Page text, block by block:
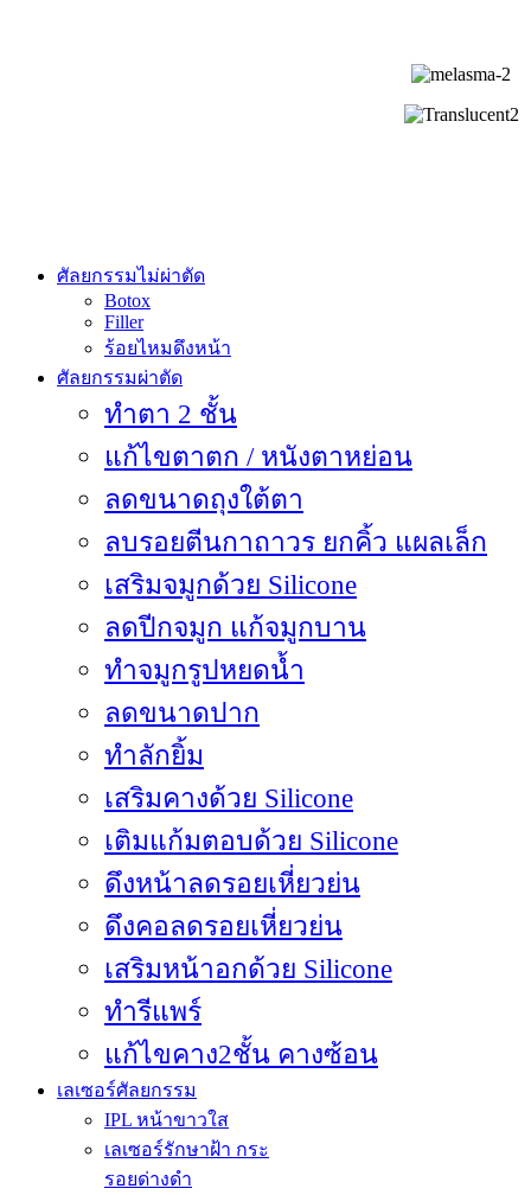
ศัลยกรรมไม่ผ่าตัด
Botox
Filler
ร้อยไหมดึงหน้า
ศัลยกรรมผ่าตัด
ทำตา 2 ชั้น
แก้ไขตาตก / หนังตาหย่อน
ลดขนาดถุงใต้ตา
ลบรอยตีนกาถาวร ยกคิ้ว แผลเล็ก
เสริมจมูกด้วย Silicone
ลดปีกจมูก แก้จมูกบาน
ทำจมูกรูปหยดน้ำ
ลดขนาดปาก
ทำลักยิ้ม
เสริมคางด้วย Silicone
เติมแก้มตอบด้วย Silicone
ดึงหน้าลดรอยเหี่ยวย่น
ดึงคอลดรอยเหี่ยวย่น
เสริมหน้าอกด้วย Silicone
ทำรีแพร์
เลเซอร์ศัลยกรรม
IPL หน้าขาวใส
เลเซอร์รักษาฝ้า กระ
รอยด่างดำ